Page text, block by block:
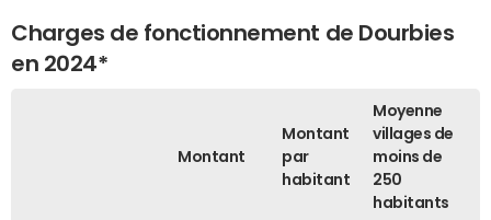
Charges de fonctionnement de Dourbies
en 2024*
Montant
Montant
par
habitant
Moyenne
villages de
moins de
250
habitants